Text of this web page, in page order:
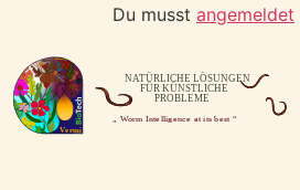
Du musst angemeldet